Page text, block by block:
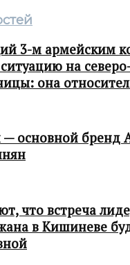
3-м армейским
на
она
— основной бренд
что встреча
в Кишиневе